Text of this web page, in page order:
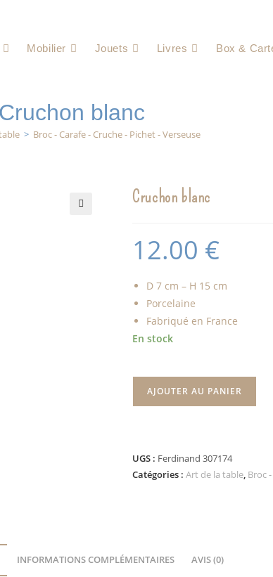
Mobilier Jouets Livres Box &
Cruchon blanc
> Broc - Carafe - Cruche - Pichet - Verseuse
Cruchon blanc
12.00 €
D 7 cm – H 15 cm
Porcelaine
Fabriqué en France
En stock
AJOUTER AU PANIER
UGS : Ferdinand 307174
Catégories :Art de la table, Broc
INFORMATIONS COMPLÉMENTAIRES AVIS (0)